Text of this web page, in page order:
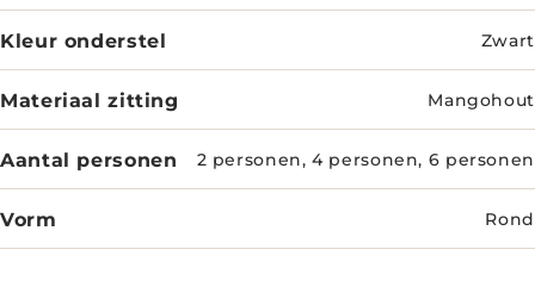
Kleur onderstel Zwart
Materiaal zitting Mangohout
Aantal personen 2 personen, 4 personen, 6 personen
Vorm Rond